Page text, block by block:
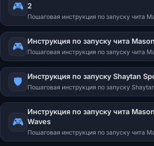
🎮 2
Пошаговая инструкция по запуску чита
2. Оконный режим, инжект через лоадер,
клавишей INSERT.
🎮 Инструкция по запуску чита
Пошаговая инструкция по запуску чита
Запуск с USB-флешки, настройка
особенности работы.
🛡️ Инструкция по запуску Shaytan
Пошаговая инструкция по запуску
Mason. Запуск с USB-флешки, проверка
отключение уязвимых драйверов.
🎮
Инструкция по запуску чита
Waves
Пошаговая инструкция по запуску чита
Waves. Оконный режим, перезагрузка